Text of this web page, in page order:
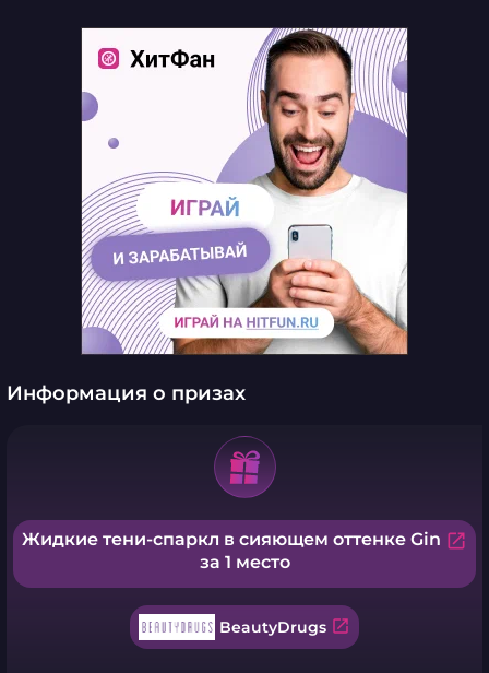
Информация о призах
Жидкие тени-спаркл в сияющем оттенке Gin open_in_new
за 1 место
BeautyDrugs open_in_new